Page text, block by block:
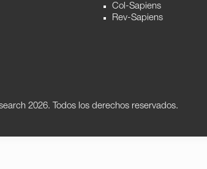
Col-Sapiens
Rev-Sapiens
2026. Todos los derechos reservados.